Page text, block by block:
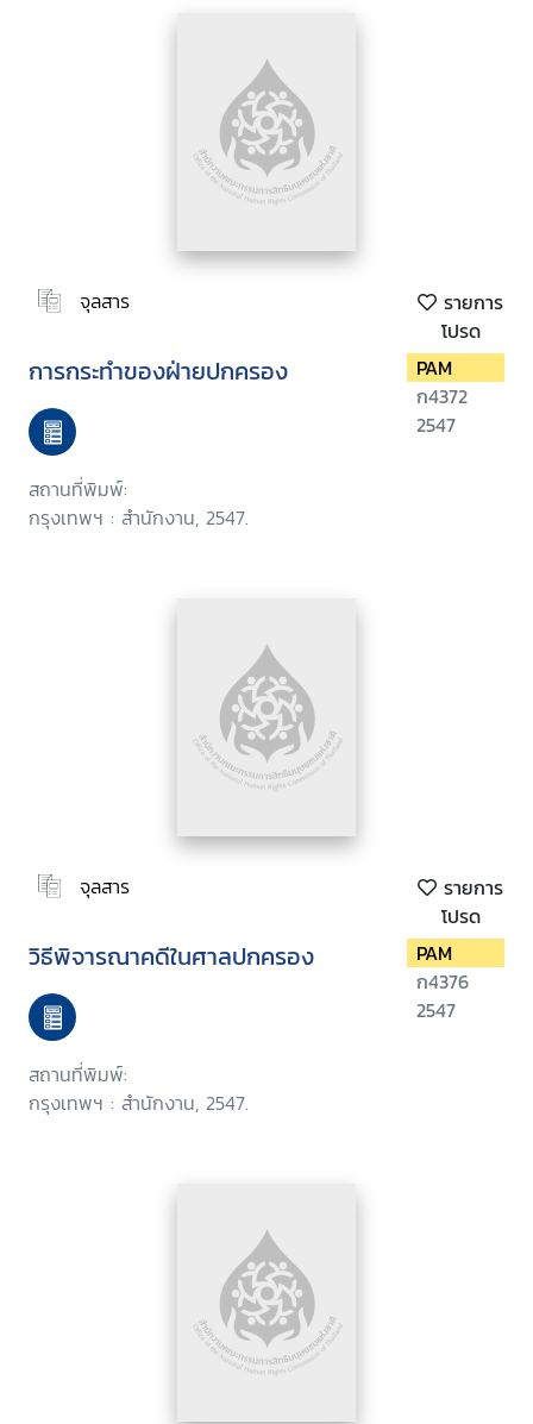
จุลสาร
รายการ
โปรด
การกระทำของฝ่ายปกครอง
สถานที่พิมพ์:
กรุงเทพฯ : สำนักงาน, 2547.
PAM
ก4372
2547
จุลสาร
รายการ
โปรด
วิธีพิจารณาคดีในศาลปกครอง
สถานที่พิมพ์:
กรุงเทพฯ : สำนักงาน, 2547.
PAM
ก4376
2547